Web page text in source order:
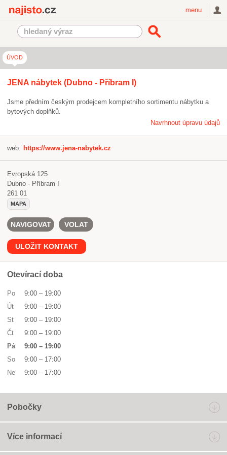
menu
ÚVOD
JENA nábytek (Dubno - Příbram I)
Jsme předním českým prodejcem kompletního sortimentu nábytku a
bytových doplňků.
Navrhnout úpravu údajů
web: https://www.jena-nabytek.cz
Evropská 125
Dubno - Příbram I
261 01
MAPA
NAVIGOVAT VOLAT
ULOŽIT KONTAKT
Otevírací doba
Po 9:00 – 19:00
Út
9:00 – 19:00
St
9:00 – 19:00
Čt
9:00 – 19:00
Pá
9:00 – 19:00
So
9:00 – 17:00
Ne
9:00 – 17:00
Pobočky
Více informací